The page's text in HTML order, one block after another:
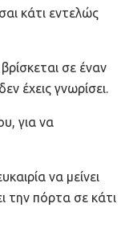
κάτι εντελώς
σε έναν
έχεις γνωρίσει.
για να
να μείνει
την πόρτα σε κάτι